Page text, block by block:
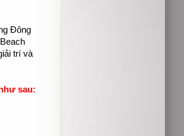
Đông
trí và
sau: